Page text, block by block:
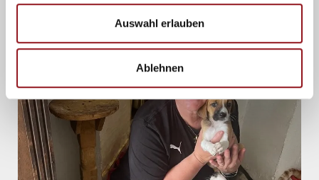
Auswahl erlauben
Ablehnen